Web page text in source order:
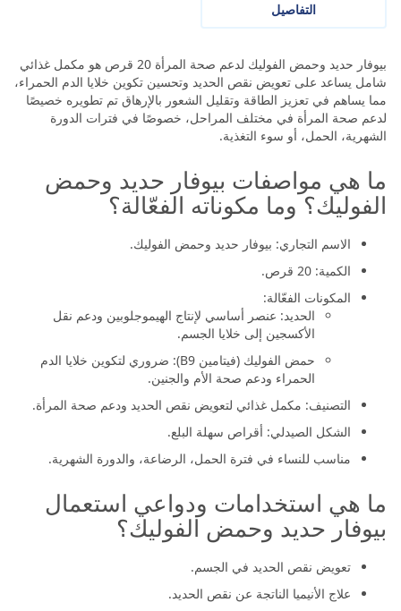
التفاصيل
بيوفار حديد وحمض الفوليك لدعم صحة المرأة 20 قرص هو مكمل غذائي
شامل يساعد على تعويض نقص الحديد وتحسين تكوين خلايا الدم الحمراء،
مما يساهم في تعزيز الطاقة وتقليل الشعور بالإرهاق تم تطويره خصيصًا
لدعم صحة المرأة في مختلف المراحل، خصوصًا في فترات الدورة
الشهرية، الحمل، أو سوء التغذية.
ما هي مواصفات بيوفار حديد وحمض
الفوليك؟ وما مكوناته الفعّالة؟
الاسم التجاري: بيوفار حديد وحمض الفوليك.
الكمية: 20 قرص.
المكونات الفعّالة:
الحديد: عنصر أساسي لإنتاج الهيموجلوبين ودعم نقل
الأكسجين إلى خلايا الجسم.
حمض الفوليك (فيتامين B9): ضروري لتكوين خلايا الدم
الحمراء ودعم صحة الأم والجنين.
التصنيف: مكمل غذائي لتعويض نقص الحديد ودعم صحة المرأة.
الشكل الصيدلي: أقراص سهلة البلع.
مناسب للنساء في فترة الحمل، الرضاعة، والدورة الشهرية.
ما هي استخدامات ودواعي استعمال
بيوفار حديد وحمض الفوليك؟
تعويض نقص الحديد في الجسم.
علاج الأنيميا الناتجة عن نقص الحديد.